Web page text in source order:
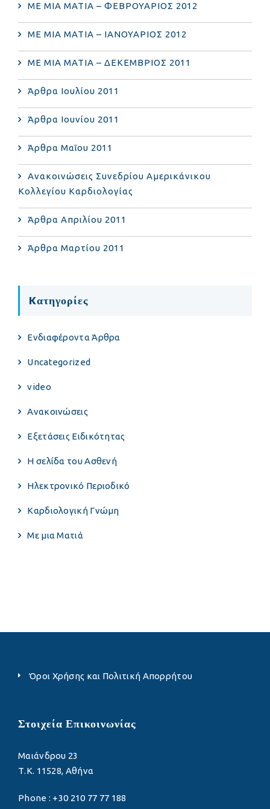
ΜΕ ΜΙΑ ΜΑΤΙΑ – ΦΕΒΡΟΥΑΡΙΟΣ 2012
ΜΕ ΜΙΑ ΜΑΤΙΑ – ΙΑΝΟΥΑΡΙΟΣ 2012
ΜΕ ΜΙΑ ΜΑΤΙΑ – ΔΕΚΕΜΒΡΙΟΣ 2011
Άρθρα Ιουλίου 2011
Άρθρα Ιουνίου 2011
Άρθρα Μαΐου 2011
Ανακοινώσεις Συνεδρίου Αμερικάνικου
Κολλεγίου Καρδιολογίας
Άρθρα Απριλίου 2011
Άρθρα Μαρτίου 2011
Kατηγορίες
Eνδιαφέροντα Άρθρα
Uncategorized
video
Ανακοινώσεις
Εξετάσεις Ειδικότητας
Η σελίδα του Ασθενή
Ηλεκτρονικό Περιοδικό
Καρδιολογική Γνώμη
Με μια Ματιά
Όροι Χρήσης και Πολιτική Απορρήτου
Στοιχεία Επικοινωνίας
Μαιάνδρου 23
Τ.Κ. 11528, Αθήνα
Phone : +30 210 77 77 188